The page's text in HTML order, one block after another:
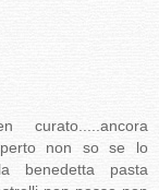
non so se lo
benedetta pasta